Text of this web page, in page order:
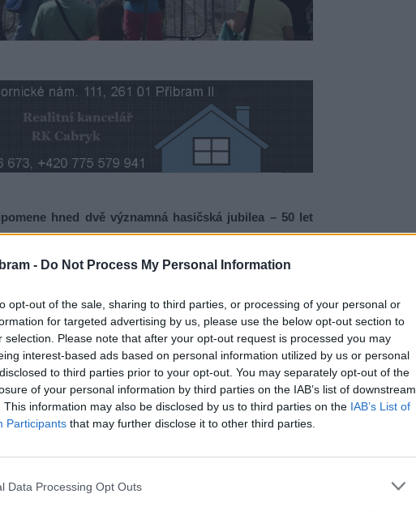
- Do Not Process My Personal Information
opt-out of the sale, sharing to third parties, or processing of your personal or
for targeted advertising by us, please use the below opt-out section to
selection. Please note that after your opt-out request is processed you may
interest-based ads based on personal information utilized by us or personal
to third parties prior to your opt-out. You may separately opt-out of the
of your personal information by third parties on the IAB’s list of downstream
This information may also be disclosed by us to third parties on the IAB’s List of
Participants that may further disclose it to other third parties.
Data Processing Opt Outs
hned dvě významná hasičská jubilea – 50 let
hasičského sboru. Oslavy se uskuteční na
uzavřeno.
záchranných složek, moderní hasičskou techniku,
hasičů. K vidění bude například vyprošťování
hašení hořícího oleje. Chybět nebude ani doprovodný
od 16 hodin.
na zajištění bezpečnosti v našem regionu,“uvedl ředitel
navíc letos slaví 140 let své činnosti.„Jsme srdcem
i dobrovolnými hasiči a dalšími složkami IZS.